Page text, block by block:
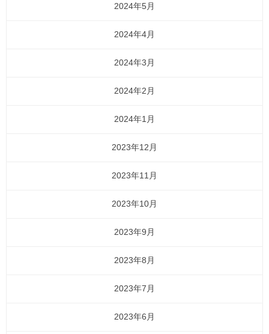
2024年5月
2024年4月
2024年3月
2024年2月
2024年1月
2023年12月
2023年11月
2023年10月
2023年9月
2023年8月
2023年7月
2023年6月